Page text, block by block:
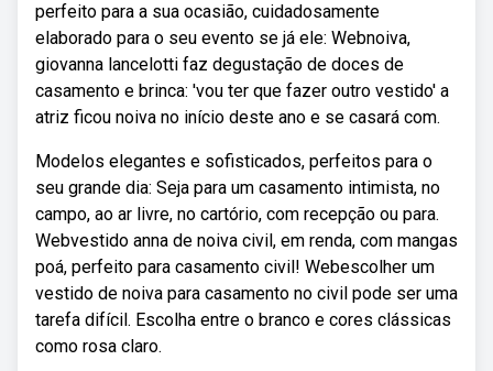
perfeito para a sua ocasião, cuidadosamente
elaborado para o seu evento se já ele: Webnoiva,
giovanna lancelotti faz degustação de doces de
casamento e brinca: 'vou ter que fazer outro vestido' a
atriz ficou noiva no início deste ano e se casará com.
Modelos elegantes e sofisticados, perfeitos para o
seu grande dia: Seja para um casamento intimista, no
campo, ao ar livre, no cartório, com recepção ou para.
Webvestido anna de noiva civil, em renda, com mangas
poá, perfeito para casamento civil! Webescolher um
vestido de noiva para casamento no civil pode ser uma
tarefa difícil. Escolha entre o branco e cores clássicas
como rosa claro.